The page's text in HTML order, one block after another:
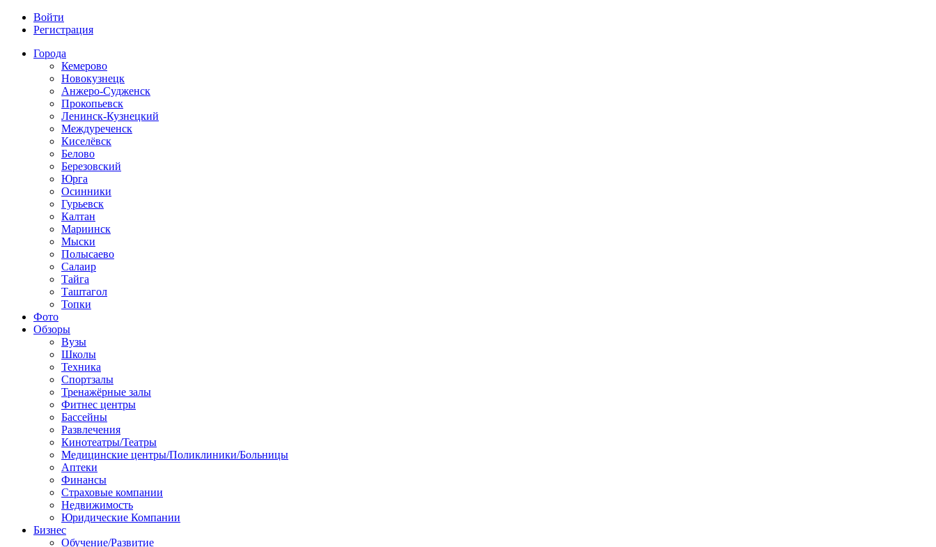
Войти
Регистрация
Города
Кемерово
Новокузнецк
Анжеро-Судженск
Прокопьевск
Ленинск-Кузнецкий
Междуреченск
Киселёвск
Белово
Березовский
Юрга
Осинники
Гурьевск
Калтан
Мариинск
Мыски
Полысаево
Салаир
Тайга
Таштагол
Топки
Фото
Обзоры
Вузы
Школы
Техника
Спортзалы
Тренажёрные залы
Фитнес центры
Бассейны
Развлечения
Кинотеатры/Театры
Медицинские центры/Поликлиники/Больницы
Аптеки
Финансы
Страховые компании
Недвижимость
Юридические Компании
Бизнес
Обучение/Развитие